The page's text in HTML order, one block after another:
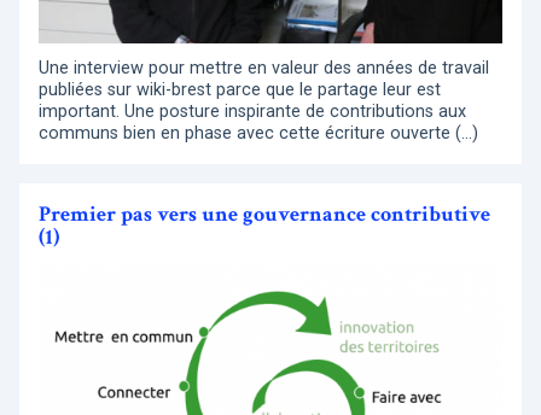
Une interview pour mettre en valeur des années de travail
publiées sur wiki-brest parce que le partage leur est
important. Une posture inspirante de contributions aux
communs bien en phase avec cette écriture ouverte (…)
Premier pas vers une gouvernance contributive
(1)